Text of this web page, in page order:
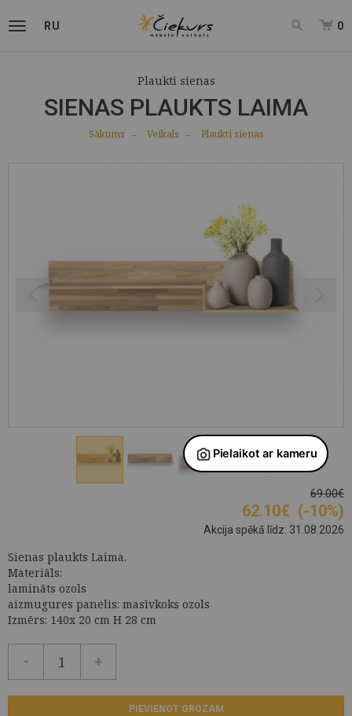
RU 0
Plaukti sienas
SIENAS PLAUKTS LAIMA
Sākums Veikals Plaukti sienas
69.00€
62.10€ (-10%)
Akcija spēkā līdz: 31.08.2026
Sienas plaukts Laima.
Materiāls:
lamināts ozols
aizmugures panelis: masīvkoks ozols
Izmērs: 140x 20 cm H 28 cm
- +
PIEVIENOT GROZAM